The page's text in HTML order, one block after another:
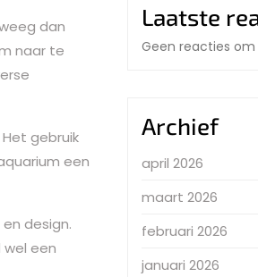
dan
naar te
gebruik
een
design.
een
Laatste
Geen reacties
Archief
april 2026
maart 2026
februari 2026
januari 2026